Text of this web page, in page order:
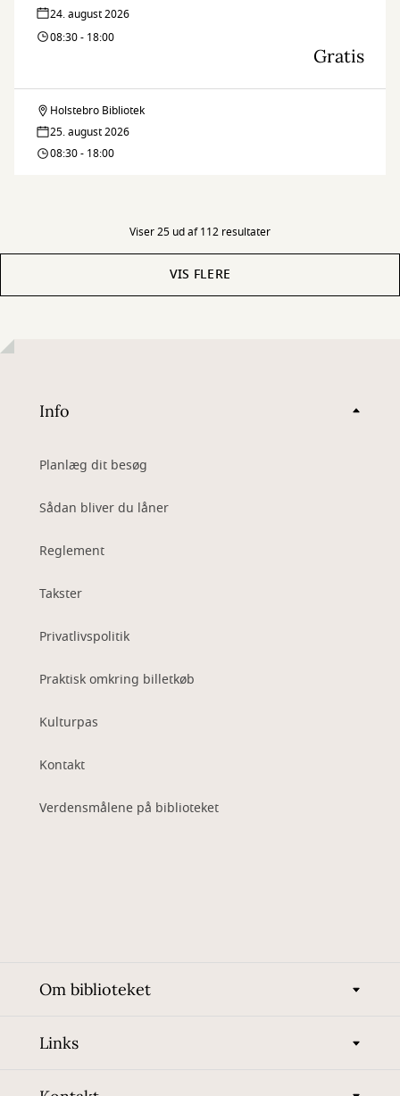
24. august 2026
08:30 - 18:00
Gratis
Legedalen
–
med
Holstebro Bibliotek
25. august 2026
08:30 - 18:00
Viser 25 ud af 112 resultater
VIS FLERE
Info
Planlæg dit besøg
Sådan bliver du låner
Reglement
Takster
Privatlivspolitik
Praktisk omkring billetkøb
Kulturpas
Kontakt
Verdensmålene på biblioteket
Om biblioteket
Links